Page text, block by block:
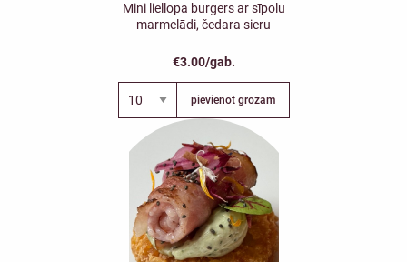
Mini liellopa burgers ar sīpolu
marmelādi, čedara sieru
€3.00/gab.
pievienot grozam